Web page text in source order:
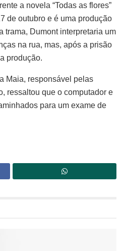
a novela “Todas as flores”
de outubro e é uma produção
trama, Dumont interpretaria um
na rua, mas, após a prisão
produção.
Maia, responsável pelas
ressaltou que o computador e
para um exame de